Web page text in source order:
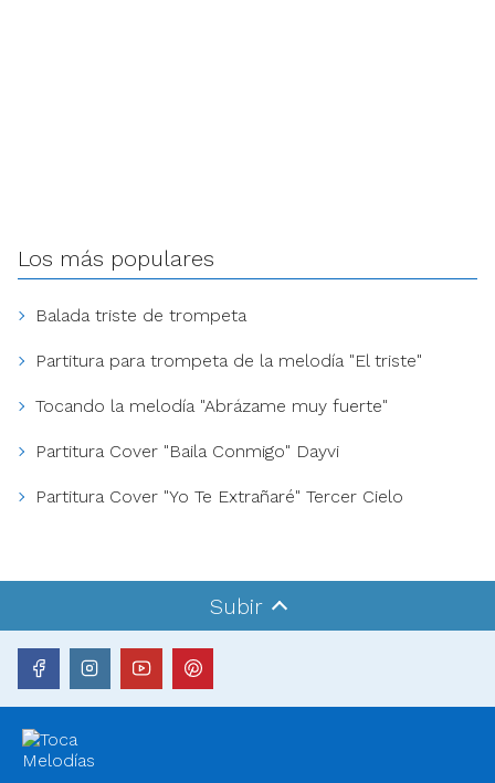
Los más populares
Balada triste de trompeta
Partitura para trompeta de la melodía "El triste"
Tocando la melodía "Abrázame muy fuerte"
Partitura Cover "Baila Conmigo" Dayvi
Partitura Cover "Yo Te Extrañaré" Tercer Cielo
Subir